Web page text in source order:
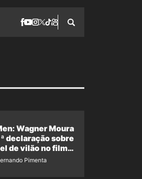
Wagner Moura
declaração sobre
de vilão no filme
Pimenta